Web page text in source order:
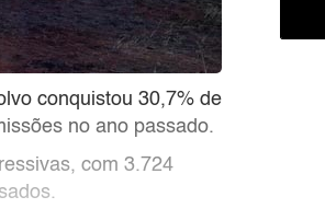
conquistou 30,7% de
no ano passado.
com 3.724